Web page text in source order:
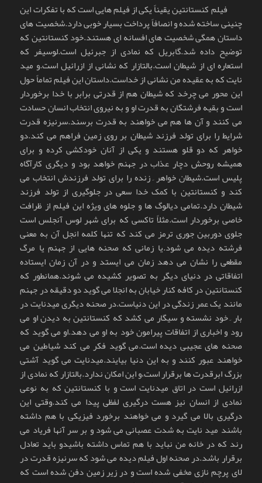
فیلم کنستانتین یقیناً یکی از فیلم هایی است که با تفکرات این
چنینی ساخته شده و انصافاً پرداخت بسیار خوبی دارد.شخصیت های
داستان همگی شخصیت های افسانه ای هستند.خود کنستانتین که
توضیح داده شد.گابریل که نمادی از جبرئیل است.لوسیفر که
استعاره ای از شیطان است.بالتازار که نشانی از ازرائیل است.و مید
نایت که به عقیده من نشانی از خداست.داستان این فیلم تماماً حول
این محور می چرخد که شیطان هم از قدرتی برابر با خدا برخوردار
است و بقیه فرشتگان به قدرت او و به نیروی انتخاب انسان حسادت
می کنند و آن ها هم می خواهند به قدرت برسند.سرنیزه قدرت
شرایط را برای تولد فرزند شیطان بر روی زمین فراهم می کند.دو
خواهر که دو قلو هستند و یکی از آنان خودکشی کرده و برای
همیشه روحش دچار عذاب در جهنم خواهد بود و دیگری کارآگاه
پلیس است.شیطان خواهر ِ زنده را برای تولد فرزندش انتخاب می
کند و کنستانتین با کمک خدا سعی در جلوگیری از تولد فرزند
شیطان دارد.تمامی دیالوگ ها و جلوه های ویژه این فیلم از ظرافت
خاصی برخوردار است.مثلاً تاکسی که برای شهر لوس آنجلس است
جلوی دوربین جوری ترمز می کند که تنها کلمه انجل آن به معنی
فرشته دیده می شود.یا زمانی که صحنه هایی از جهنم یا مرگ
مقطعی را نشان می دهد زمان می ایستد و در آن زمان ایستاده
اتفاقاتی در دنیای دیگر به تصویر کشیده می شوند.همانطور که
کنستانتین در کافه کنار خیابان به انجلا می گوید دو دقیقه در جهنم
مانند یک عمر زندگی در این دنیاست.در صحنه دیگری میدنایت در
بار ِ خود نشسته و سیگار می کشد که کنستانتین به دیدن او می
رود و اخباری از اتفاقات پیرامون خود به او می دهد.او می گوید که
صحنه های عجیبی دیده است.می گوید فکر می کند شیاطین می
خواهند عبور کنند و به این دنیا بیایند.میدنایت می گوید آشتی
بزرگ ابرقدرت ها برقرار است،و این امکان ندارد.بالتازار که نمادی از
ازرائیل است در اتاق میدنایت است و با کنستانتین که به نوعی
نمادی از انسان نیز هست درگیری لفظی پیدا می کند.وقتی این
درگیری بالا می گیرد و می خواهند برخورد فیزیکی با هم داشته
باشند مید نایت به شدت عصبانی می شود و بر سر آنها فریاد می
رند که در خانه من نباید با هم تماس داشته باشیدو باید تعادل
برقرار باشد.در صحنه اول فیلم دیده می شود که سرنیزه قدرت در
لای پرچم نازی مخفی شده است و در زیر زمین دفن شده است که